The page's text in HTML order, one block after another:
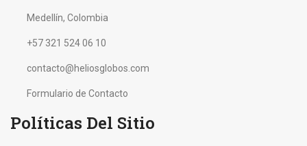
Medellín, Colombia
+57 321 524 06 10
contacto@heliosglobos.com
Formulario de Contacto
Políticas Del Sitio